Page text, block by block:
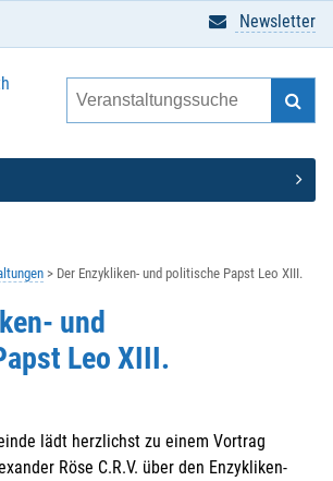
Newsletter
Der Enzykliken- und politische Papst Leo XIII.
und
Leo XIII.
lädt herzlichst zu einem Vortrag
Röse C.R.V. über den Enzykliken-